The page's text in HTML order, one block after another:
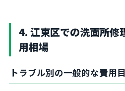
4. 江東区での洗面所修
用相場
トラブル別の一般的な費用